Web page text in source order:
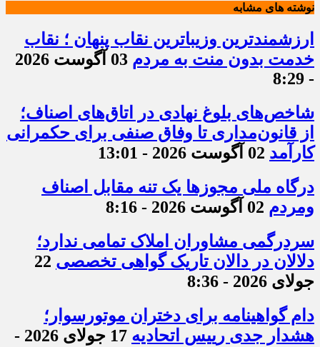
نوشته های مشابه
ارزشمندترین وزیباترین نقاب پنهان ؛ نقاب
خدمت بدون منت به مردم
03 آگوست 2026
- 8:29
شاخص‌های بلوغ نهادی در اتاق‌های اصناف؛
از قانون‌مداری تا وفاق صنفی برای حکمرانی
کارآمد 02 آگوست 2026 - 13:01
درگاه ملی مجوزها یک تنه مقابل اصناف
ومردم 02 آگوست 2026 - 8:16
سردرگمی مشاوران املاک تمامی ندارد؛
دلالان در دالان تاریک گواهی تخصصی 22
جولای 2026 - 8:36
دام گواهینامه برای دختران موتورسوار؛
هشدار جدی رییس اتحادیه
17 جولای 2026 -